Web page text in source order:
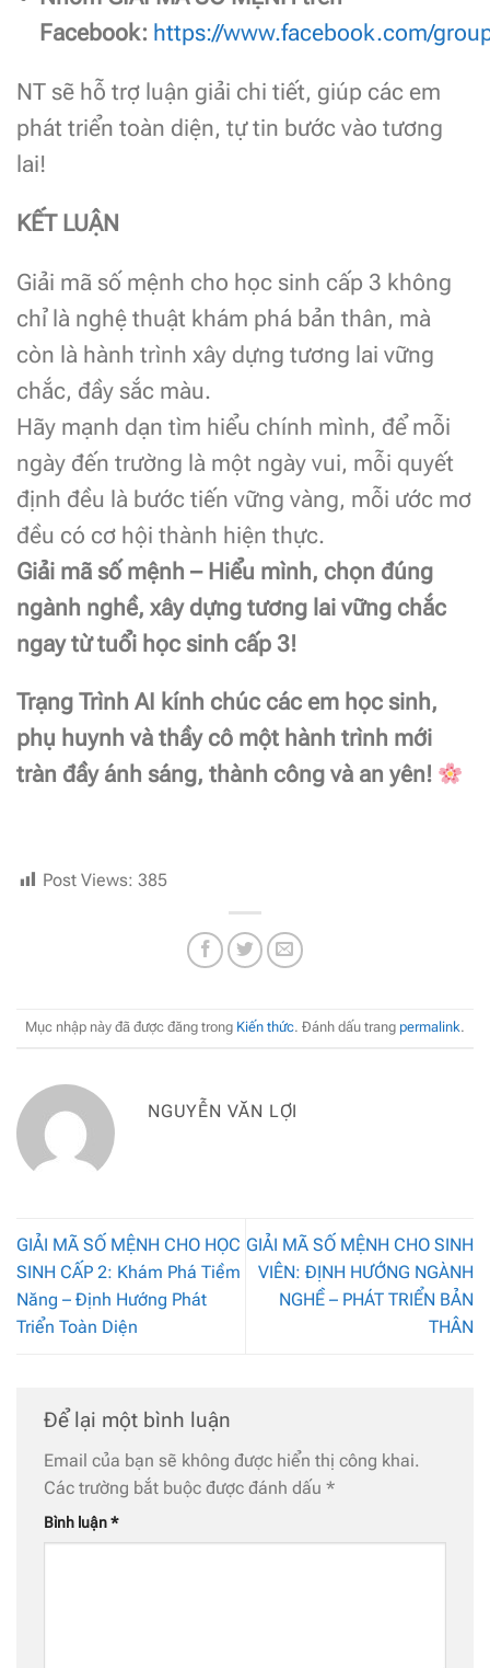
Facebook: https://www.facebook.com/
NT sẽ hỗ trợ luận giải chi tiết, giúp các em
phát triển toàn diện, tự tin bước vào tương
lai!
KẾT LUẬN
Giải mã số mệnh cho học sinh cấp 3 không
chỉ là nghệ thuật khám phá bản thân, mà
còn là hành trình xây dựng tương lai vững
chắc, đầy sắc màu.
Hãy mạnh dạn tìm hiểu chính mình, để mỗi
ngày đến trường là một ngày vui, mỗi quyết
định đều là bước tiến vững vàng, mỗi ước mơ
đều có cơ hội thành hiện thực.
Giải mã số mệnh – Hiểu mình, chọn đúng
ngành nghề, xây dựng tương lai vững chắc
ngay từ tuổi học sinh cấp 3!
Trạng Trình AI kính chúc các em học sinh,
phụ huynh và thầy cô một hành trình mới
tràn đầy ánh sáng, thành công và an yên!
Post Views: 385
Mục nhập này đã được đăng trong Kiến thức. Đánh dấu trang permalink.
NGUYỄN VĂN LỢI
GIẢI MÃ SỐ MỆNH CHO HỌC
SINH CẤP 2: Khám Phá Tiềm
Năng – Định Hướng Phát
Triển Toàn Diện
GIẢI MÃ SỐ MỆNH CHO SINH
VIÊN: ĐỊNH HƯỚNG NGÀNH
NGHỀ – PHÁT TRIỂN BẢN
THÂN
Để lại một bình luận
Email của bạn sẽ không được hiển thị công khai.
Các trường bắt buộc được đánh dấu *
Bình luận*